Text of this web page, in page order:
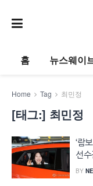
홈 뉴스웨이
Home Tag 최민정
[태그:] 최민정
‘람
선수
BY